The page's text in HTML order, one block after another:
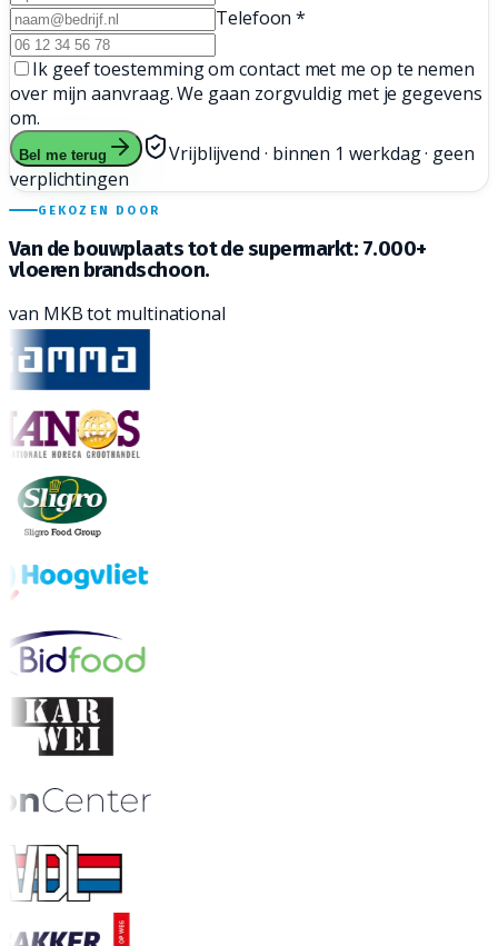
Telefoon *
Ik geef toestemming om contact met me op te nemen
over mijn aanvraag. We gaan zorgvuldig met je gegevens
om.
Bel me terug
Vrijblijvend · binnen 1 werkdag · geen
verplichtingen
GEKOZEN DOOR
Van de bouwplaats tot de supermarkt: 7.000+
vloeren brandschoon.
van MKB tot multinational